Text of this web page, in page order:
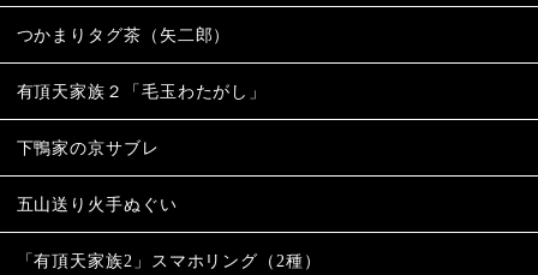
つかまりタグ茶（矢二郎）
有頂天家族２「毛玉わたがし」
下鴨家の京サブレ
五山送り火手ぬぐい
「有頂天家族2」スマホリング（2種）